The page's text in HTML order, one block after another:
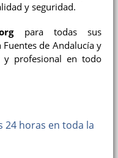
y seguridad.
para todas sus
Fuentes de Andalucía y
y profesional en todo
24 horas en toda la